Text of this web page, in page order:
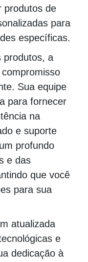
produtos de
para
específicas.
produtos, a
Sua equipe
para fornecer
na
e suporte
profundo
e das
que você
para sua
atualizada
e
dedicação à